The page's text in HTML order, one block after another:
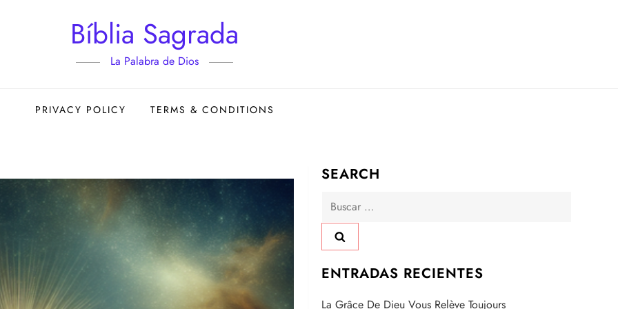
Bíblia Sagrada
La Palabra de Dios
PRIVACY POLICY TERMS & CONDITIONS
SEARCH
Buscar:
ENTRADAS RECIENTES
La Grâce De Dieu Vous Relève Toujours